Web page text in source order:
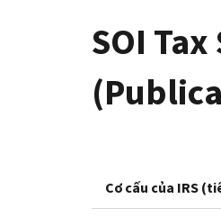
SOI
Cơ cấu của IRS